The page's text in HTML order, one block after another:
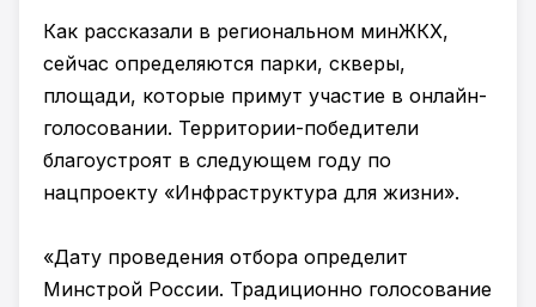
Как рассказали в региональном минЖКХ,
сейчас определяются парки, скверы,
площади, которые примут участие в онлайн-
голосовании. Территории-победители
благоустроят в следующем году по
нацпроекту «Инфраструктура для жизни».
«Дату проведения отбора определит
Минстрой России. Традиционно голосование